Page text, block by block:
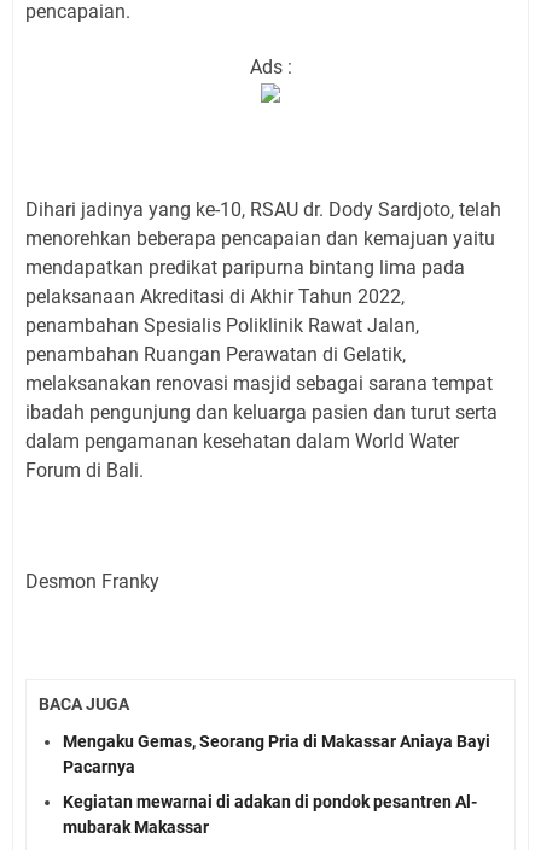
pencapaian.
Ads :
Dihari jadinya yang ke-10, RSAU dr. Dody Sardjoto, telah
menorehkan beberapa pencapaian dan kemajuan yaitu
mendapatkan predikat paripurna bintang lima pada
pelaksanaan Akreditasi di Akhir Tahun 2022,
penambahan Spesialis Poliklinik Rawat Jalan,
penambahan Ruangan Perawatan di Gelatik,
melaksanakan renovasi masjid sebagai sarana tempat
ibadah pengunjung dan keluarga pasien dan turut serta
dalam pengamanan kesehatan dalam World Water
Forum di Bali.
Desmon Franky
BACA JUGA
Mengaku Gemas, Seorang Pria di Makassar Aniaya Bayi
Pacarnya
Kegiatan mewarnai di adakan di pondok pesantren Al-
mubarak Makassar